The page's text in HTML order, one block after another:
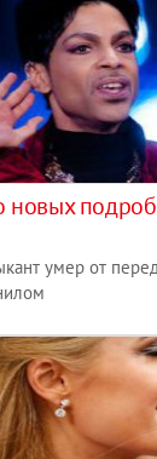
новых
умер от